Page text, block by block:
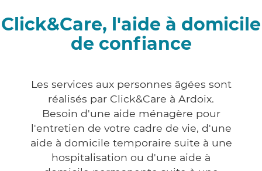
Click&Care, l'aide à domicile
de confiance
Les services aux personnes âgées sont
réalisés par Click&Care à Ardoix.
Besoin d'une aide ménagère pour
l'entretien de votre cadre de vie, d'une
aide à domicile temporaire suite à une
hospitalisation ou d'une aide à